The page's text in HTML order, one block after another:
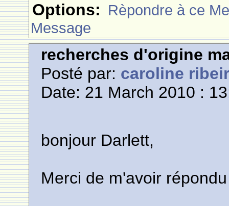
Options: Rèpondre à ce
Message
recherches d'origine
Posté par: caroline
Date: 21 March 2010 :
bonjour Darlett,
Merci de m'avoir